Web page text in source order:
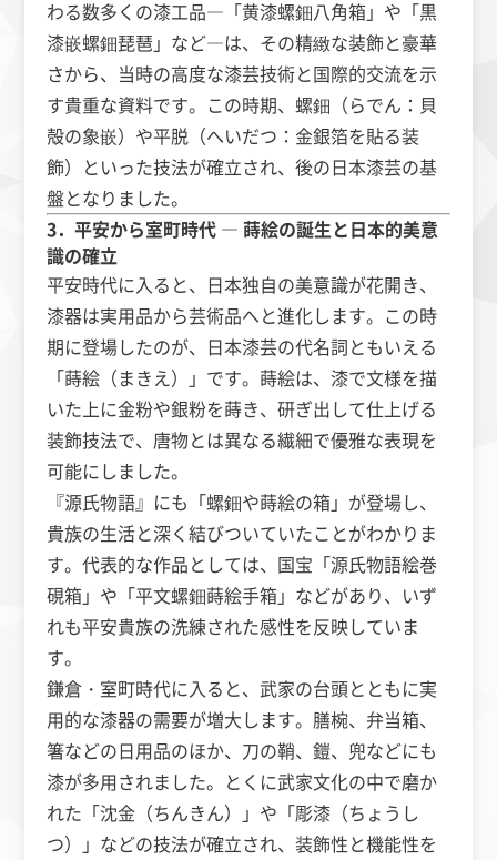
わる数多くの漆工品―「黄漆螺鈿八角箱」や「黒
漆嵌螺鈿琵琶」など―は、その精緻な装飾と豪華
さから、当時の高度な漆芸技術と国際的交流を示
す貴重な資料です。この時期、螺鈿（らでん：貝
殻の象嵌）や平脱（へいだつ：金銀箔を貼る装
飾）といった技法が確立され、後の日本漆芸の基
盤となりました。
3．平安から室町時代 ― 蒔絵の誕生と日本的美意
識の確立
平安時代に入ると、日本独自の美意識が花開き、
漆器は実用品から芸術品へと進化します。この時
期に登場したのが、日本漆芸の代名詞ともいえる
「蒔絵（まきえ）」です。蒔絵は、漆で文様を描
いた上に金粉や銀粉を蒔き、研ぎ出して仕上げる
装飾技法で、唐物とは異なる繊細で優雅な表現を
可能にしました。
『源氏物語』にも「螺鈿や蒔絵の箱」が登場し、
貴族の生活と深く結びついていたことがわかりま
す。代表的な作品としては、国宝「源氏物語絵巻
硯箱」や「平文螺鈿蒔絵手箱」などがあり、いず
れも平安貴族の洗練された感性を反映していま
す。
鎌倉・室町時代に入ると、武家の台頭とともに実
用的な漆器の需要が増大します。膳椀、弁当箱、
箸などの日用品のほか、刀の鞘、鎧、兜などにも
漆が多用されました。とくに武家文化の中で磨か
れた「沈金（ちんきん）」や「彫漆（ちょうし
つ）」などの技法が確立され、装飾性と機能性を